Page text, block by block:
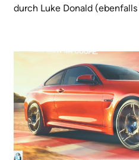
durch Luke Donald